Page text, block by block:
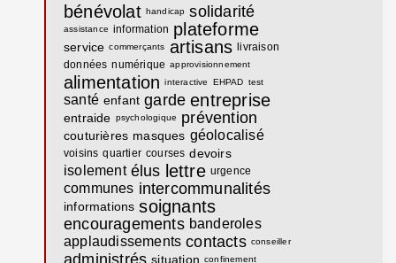
bénévolat handicap solidarité
assistance information plateforme
service commerçants artisans livraison
données numérique approvisionnement
alimentation interactive EHPAD test
santé enfant garde entreprise
entraide psychologique prévention
couturières masques géolocalisé
voisins quartier courses devoirs
isolement élus lettre urgence
communes intercommunalités
informations soignants
encouragements banderoles
applaudissements contacts conseiller
administrés situation confinement